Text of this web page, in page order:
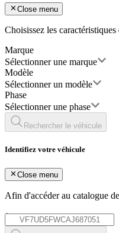
Close menu
Choisissez les
Marque
Sélectionner une marque
Modèle
Sélectionner un modèle
Phase
Sélectionner une phase
Rechercher le véhicule
Identifiez votre véhicule
Close menu
Afin d'accéder au catalogue
*